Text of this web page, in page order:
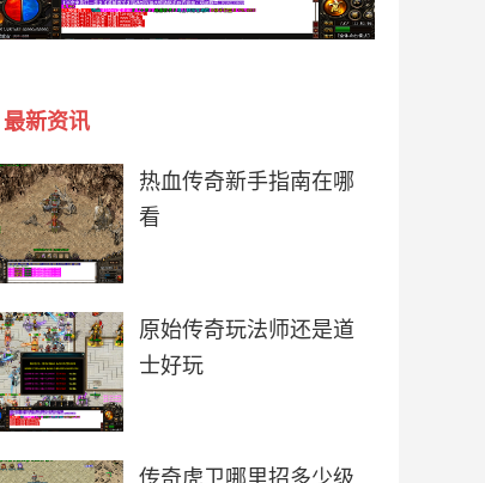
最新资讯
热血传奇新手指南在哪
看
原始传奇玩法师还是道
士好玩
传奇虎卫哪里招多少级